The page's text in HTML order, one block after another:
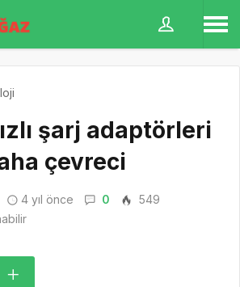
şarj adaptörleri
çevreci
4 yıl önce 0
549